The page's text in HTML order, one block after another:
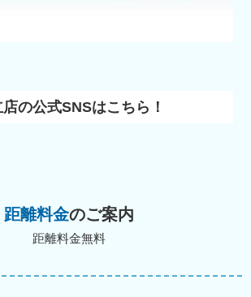
店の公式SNSはこちら！
距離料金のご案内
距離料金無料